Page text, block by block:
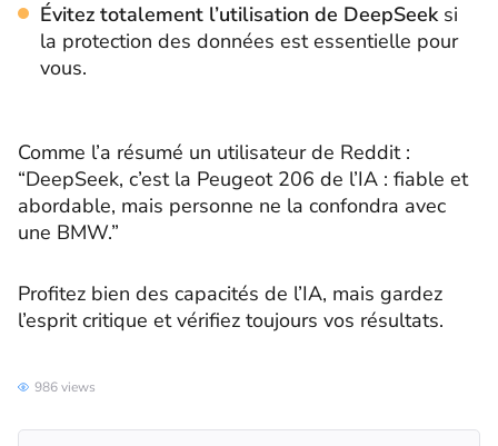
Évitez totalement l’utilisation de DeepSeek si
la protection des données est essentielle pour
vous.
Comme l’a résumé un utilisateur de Reddit :
“DeepSeek, c’est la Peugeot 206 de l’IA : fiable et
abordable, mais personne ne la confondra avec
une BMW.”
Profitez bien des capacités de l’IA, mais gardez
l’esprit critique et vérifiez toujours vos résultats.
986 views